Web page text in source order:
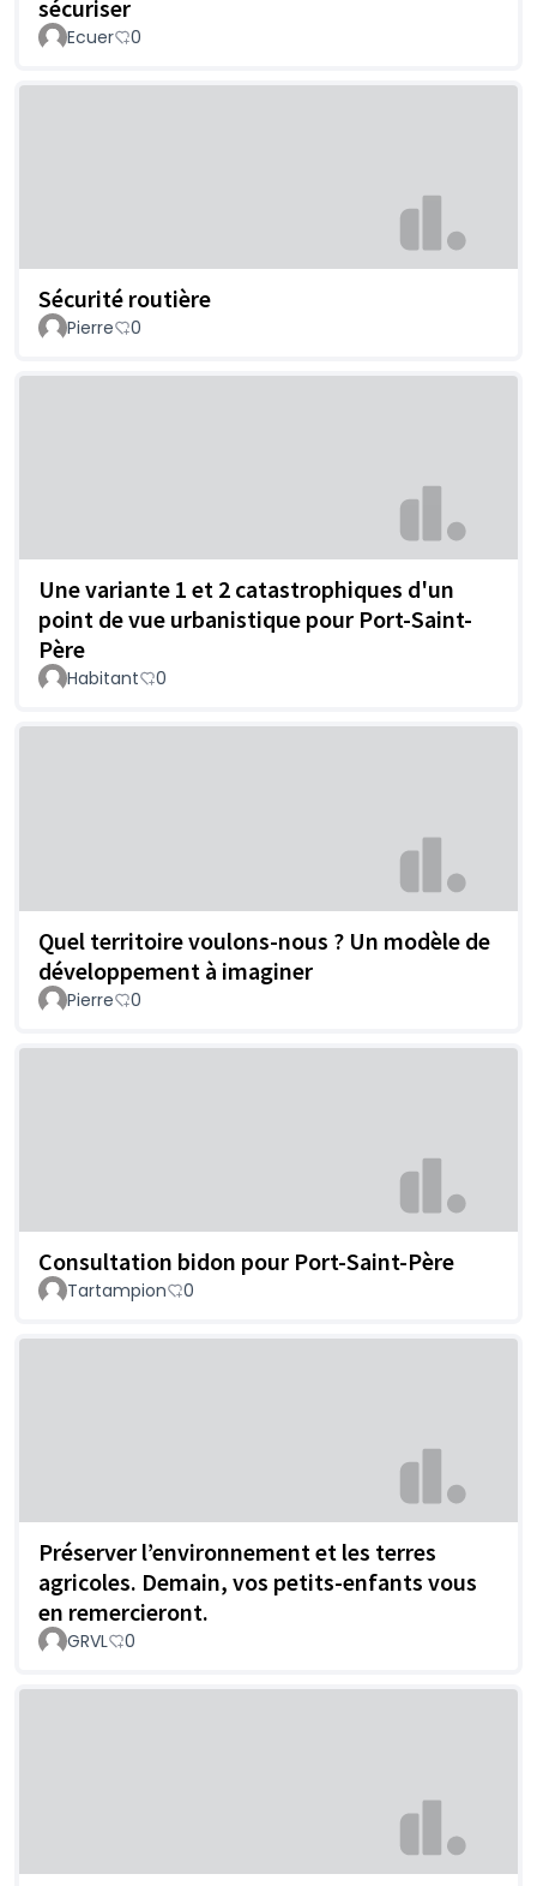
sécuriser
Ecuer 0
Sécurité routière
Pierre 0
Une variante 1 et 2 catastrophiques d'un
point de vue urbanistique pour Port-Saint-
Père
Habitant 0
Quel territoire voulons-nous ? Un modèle de
développement à imaginer
Pierre 0
Consultation bidon pour Port-Saint-Père
Tartampion 0
Préserver l’environnement et les terres
agricoles. Demain, vos petits-enfants vous
en remercieront.
GRVL 0